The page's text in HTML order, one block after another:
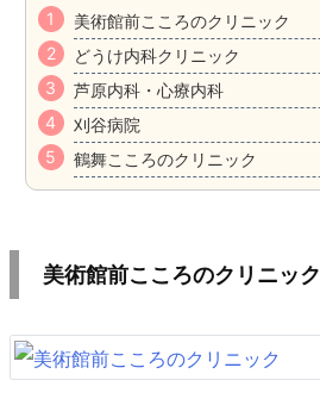
美術館前こころのクリニック
どうけ内科クリニック
芦原内科・心療内科
刈谷病院
鶴舞こころのクリニック
美術館前こころのクリニック